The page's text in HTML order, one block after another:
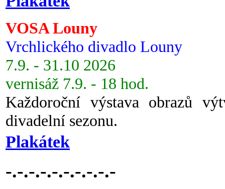
VOSA Louny
Vrchlického divadlo Louny
7.9. - 31.10 2026
vernisáž 7.9. - 18 hod.
Každoroční výstava obrazů
divadelní sezonu.
Plakátek
-.-.-.-.-.-.-.-.-.-